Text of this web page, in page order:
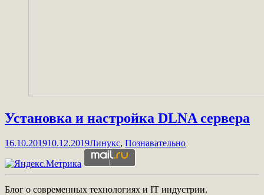
Установка и настройка DLNA сервера
16.10.201910.12.2019Линукс, Познавательно
Блог о современных технологиях и IT индустрии.